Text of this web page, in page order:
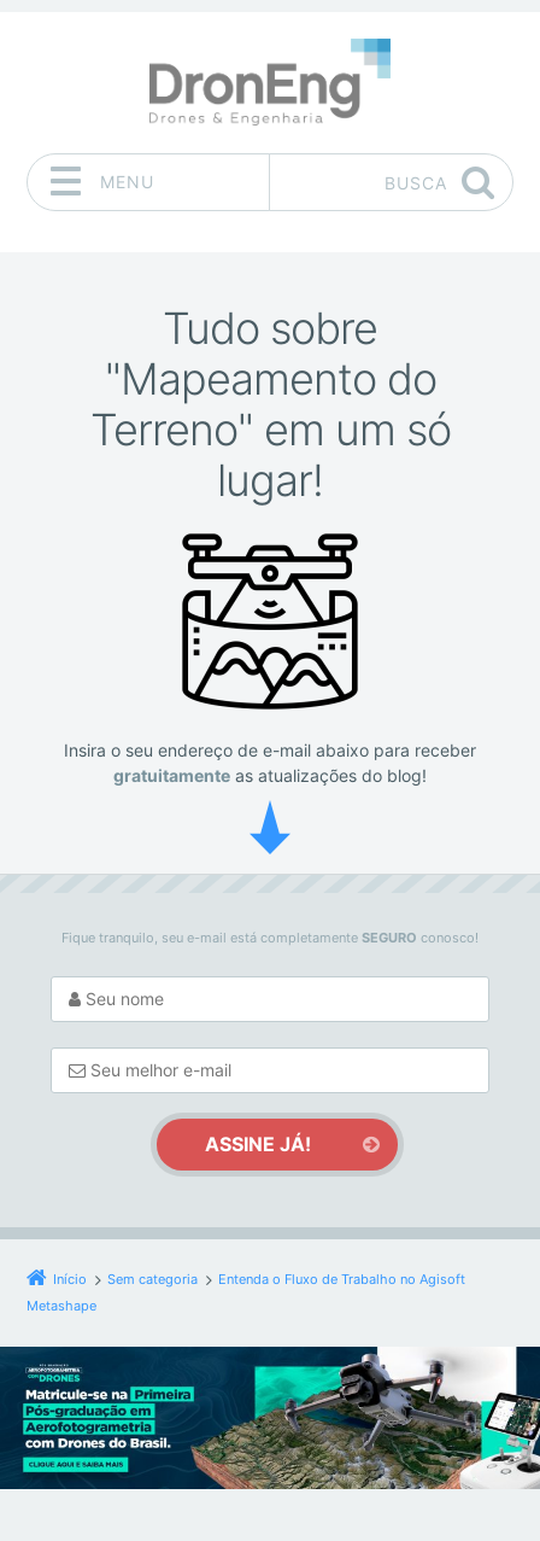
MENU BUSCA
Tudo sobre
"Mapeamento do
Terreno" em um só
lugar!
Insira o seu endereço de e-mail abaixo para receber
gratuitamente as atualizações do blog!
Fique tranquilo, seu e-mail está completamente SEGURO conosco!
Início Sem categoria
Entenda o Fluxo de Trabalho no Agisoft
Metashape